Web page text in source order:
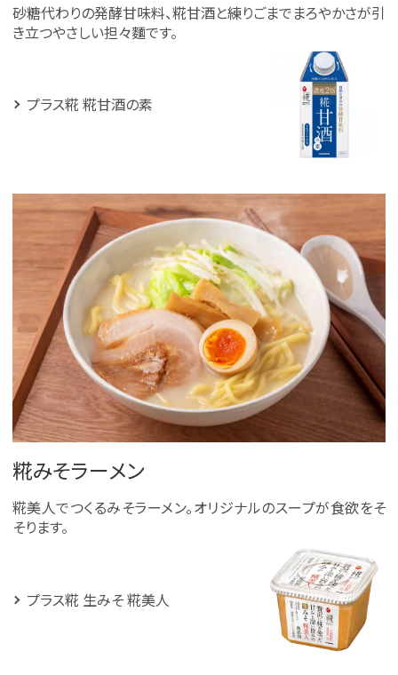
砂糖代わりの発酵甘味料、糀甘酒と練りごまでまろやかさが引
き立つやさしい担々麵です。
プラス糀 糀甘酒の素
糀みそラーメン
糀美人でつくるみそラーメン。オリジナルのスープが食欲をそ
そります。
プラス糀 生みそ 糀美人